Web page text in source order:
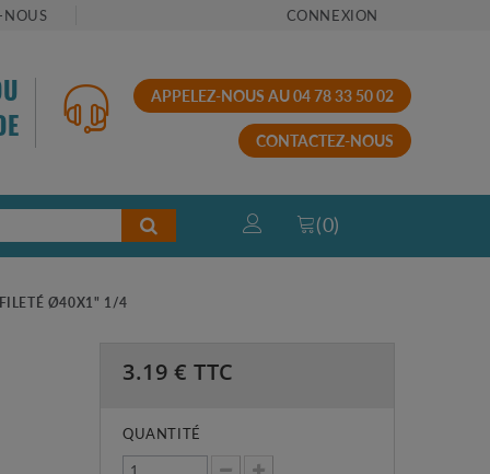
CONNEXION
APPELEZ-NOUS AU 04 78 33 50 02
CONTACTEZ-NOUS
(0)
Ø40X1" 1/4
3.19 € TTC
QUANTITÉ